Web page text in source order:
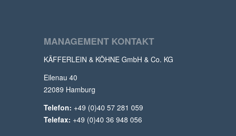
MANAGEMENT KONTAKT
KÄFFERLEIN & KÖHNE GmbH & Co. KG
Eilenau 40
22089 Hamburg
Telefon: +49 (0)40 57 281 059
Telefax: +49 (0)40 36 948 056